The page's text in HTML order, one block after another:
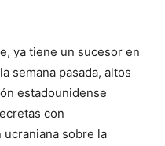
ya tiene un sucesor en
semana pasada, altos
estadounidense
con
sobre la